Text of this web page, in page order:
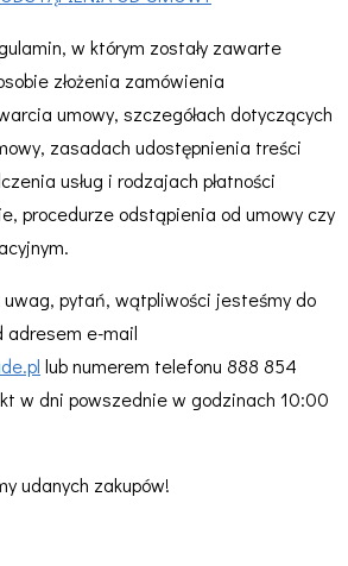
w którym zostały zawarte
złożenia zamówienia
umowy, szczegółach dotyczących
zasadach udostępnienia treści
usług i rodzajach płatności
procedurze odstąpienia od umowy czy
pytań, wątpliwości jesteśmy do
adresem e-mail
lub numerem telefonu 888 854
w dni powszednie w godzinach 10:00
udanych zakupów!